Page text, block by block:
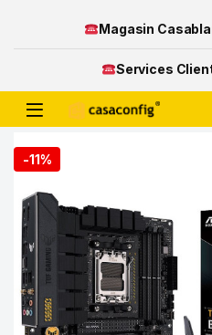
Magasin
Services
Open
-11%